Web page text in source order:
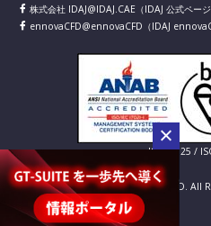
株式会社 IDAJ@IDAJ.CAE （IDAJ 公式ページ
ennovaCFD@ennovaCFD （IDAJ
IS 826725 /
© IDAJ Co., LTD. All